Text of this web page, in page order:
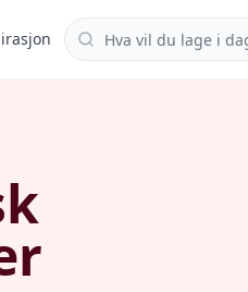
Søk i oppskrifter